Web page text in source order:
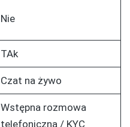
Nie
TAk
Czat na żywo
Wstępna rozmowa
telefoniczna / KYC